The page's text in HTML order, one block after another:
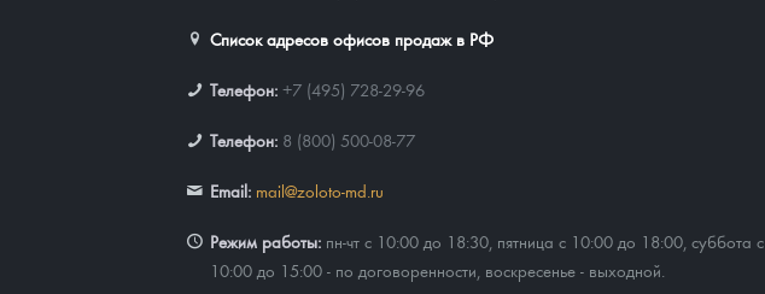
Список адресов офисов продаж в РФ
Телефон: +7 (495) 728-29-96
Телефон: 8 (800) 500-08-77
Email: mail@zoloto-md.ru
Режим работы: пн-чт с 10:00 до 18:30, пятница с 10:00 до 18:00, суббота с
10:00 до 15:00 - по договоренности, воскресенье - выходной.